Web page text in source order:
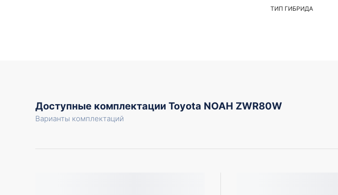
ТИП ГИБРИДА
Доступные комплектации Toyota NOAH ZWR80W
Варианты комплектаций